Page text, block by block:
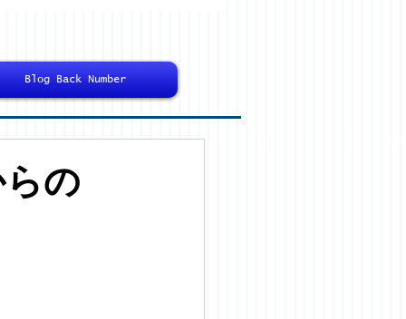
Blog Back Number
の